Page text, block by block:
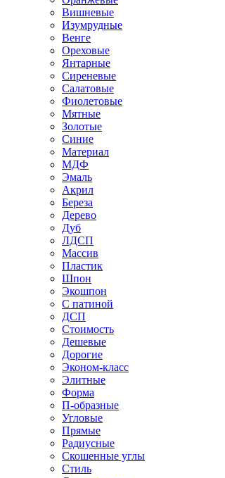
Вишневые
Изумрудные
Венге
Ореховые
Янтарные
Сиреневые
Салатовые
Фиолетовые
Мятные
Золотые
Синие
Материал
МДФ
Эмаль
Акрил
Береза
Дерево
Дуб
ЛДСП
Массив
Пластик
Шпон
Экошпон
С патиной
ДСП
Стоимость
Дешевые
Дорогие
Эконом-класс
Элитные
Форма
П-образные
Угловые
Прямые
Радиусные
Скошенные углы
Стиль